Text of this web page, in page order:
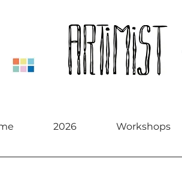
2026 Workshops